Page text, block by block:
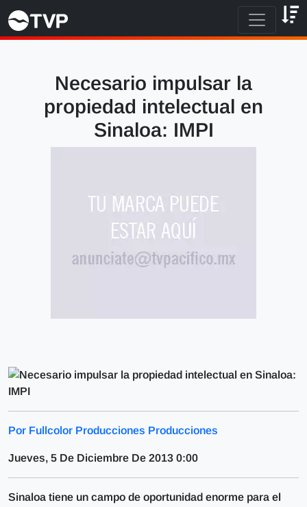
Necesario impulsar la
propiedad intelectual en
Sinaloa: IMPI
Por Fullcolor Producciones Producciones
Jueves, 5 De Diciembre De 2013 0:00
Sinaloa tiene un campo de oportunidad enorme para el